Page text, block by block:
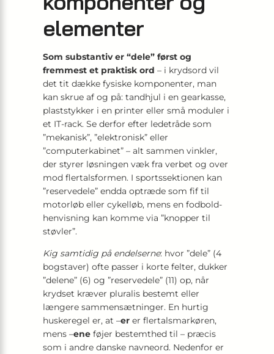
elementer
Som substantiv er “dele” først og
fremmest et praktisk ord – i krydsord vil
det tit dække fysiske komponenter, man
kan skrue af og på: tandhjul i en gearkasse,
plaststykker i en printer eller små moduler i
et IT-rack. Se derfor efter ledetråde som
”mekanisk”, ”elektronisk” eller
”computerkabinet” – alt sammen vinkler,
der styrer løsningen væk fra verbet og over
mod flertalsformen. I sportssektionen kan
”reservedele” endda optræde som fif til
motorløb eller cykelløb, mens en fodbold­
henvisning kan komme via ”knopper til
støvler”.
Kig samtidig på endelserne: hvor ”dele” (4
bogstaver) ofte passer i korte felter, dukker
”delene” (6) og ”reservedele” (11) op, når
krydset kræver pluralis bestemt eller
længere sammensætninger. En hurtig
huskeregel er, at –er er flertalsmarkøren,
mens –ene føjer bestemthed til – præcis
som i andre danske navneord. Nedenfor er